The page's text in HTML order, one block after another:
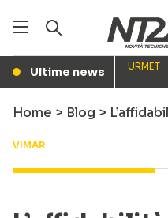
● Ultime news URMET
Home > Blog >
VIMAR